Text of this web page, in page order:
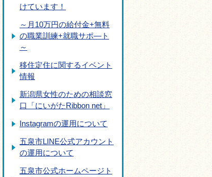
けています！
～月10万円の給付金+無料
の職業訓練+就職サポ―ト
～
移住定住に関するイベント
情報
新潟県女性のための相談窓
口「にいがたRibbon net」
Instagramの運用について
五泉市LINE公式アカウント
の運用について
五泉市公式ホームページト